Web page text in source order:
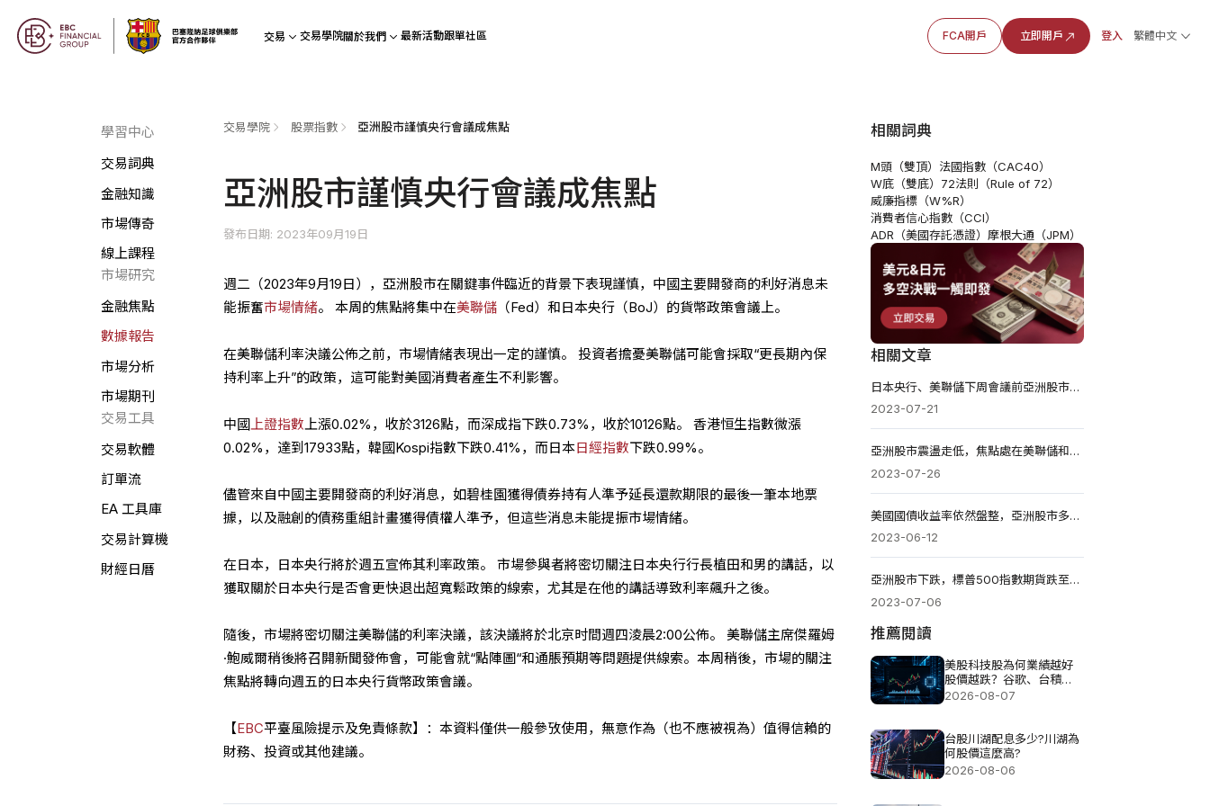
交易 交易學院關於我們 最新活動跟單社區 FCA開戶 立即開戶 登入 繁體中文
學習中心
交易詞典
金融知識
市場傳奇
線上課程
市場研究
金融焦點
數據報告
市場分析
市場期刊
交易工具
交易軟體
訂單流
EA 工具庫
交易計算機
財經日曆
交易學院 股票指數 亞洲股市謹慎央行會議成焦點
亞洲股市謹慎央行會議成焦點
發布日期: 2023年09月19日
週二（2023年9月19日），亞洲股市在關鍵事件臨近的背景下表現謹慎，中國主要開發商的利好消息未
能振奮市場情緒。 本周的焦點將集中在美聯儲 （Fed）和日本央行（BoJ）的貨幣政策會議上。
在美聯儲利率決議公佈之前，市場情緒表現出一定的謹慎。 投資者擔憂美聯儲可能會採取“更長期內保
持利率上升”的政策，這可能對美國消費者產生不利影響。
中國 上證指數 上漲0.02%，收於3126點，而深成指下跌0.73%，收於10126點。 香港恒生指數微漲
0.02%，達到17933點，韓國Kospi指數下跌0.41%，而日本日經指數下跌0.99%。
儘管來自中國主要開發商的利好消息，如碧桂園獲得債券持有人準予延長還款期限的最後一筆本地票
據，以及融創的債務重組計畫獲得債權人準予，但這些消息未能提振市場情緒。
在日本，日本央行將於週五宣佈其利率政策。 市場參與者將密切關注日本央行行長植田和男的講話，以
獲取關於日本央行是否會更快退出超寬鬆政策的線索，尤其是在他的講話導致利率飆升之後。
隨後，市場將密切關注美聯儲的利率決議，該決議將於北京时間週四淩晨2:00公佈。 美聯儲主席傑羅姆
·鮑威爾稍後將召開新聞發佈會，可能會就“點陣圖“和通脹預期等問題提供線索。本周稍後，市場的關注
焦點將轉向週五的日本央行貨幣政策會議。
【EBC平臺風險提示及免責條款】：本資料僅供一般參攷使用，無意作為（也不應被視為）值得信賴的
財務、投資或其他建議。
相關詞典
M頭（雙頂） 法國指數（CAC40）
W底（雙底） 72法則（Rule of 72）
威廉指標（W%R）
消費者信心指數（CCI）
ADR（美國存託憑證） 摩根大通（JPM）
相關文章
日本央行、美聯儲下周會議前亞洲股市漲跌不一
2023-07-21
亞洲股市震盪走低，焦點處在美聯儲和日本央行決議
2023-07-26
美國國債收益率依然盤整，亞洲股市多空在月高點拉鋸
2023-06-12
亞洲股市下跌，標普500指數期貨跌至4470點
2023-07-06
推薦閱讀
美股科技股為何業績越好
股價越跌？谷歌、台積
電、甲骨文揭AI投資壓力
2026-08-07
台股川湖配息多少?川湖為
何股價這麼高?
2026-08-06